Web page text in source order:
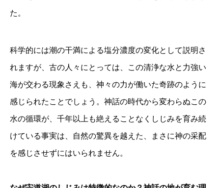
た。
科学的には潮の干満による塩分濃度の変化として説明さ
れますが、古の人々にとっては、この清浄な水と力強い
海が交わる現象さえも、神々の力が働いた奇跡のように
感じられたことでしょう。神話の時代から変わらぬこの
水の循環が、千年以上も絶えることなくしじみを育み続
けている事実は、自然の驚異を越えた、まさに神の采配
を感じさせずにはいられません。